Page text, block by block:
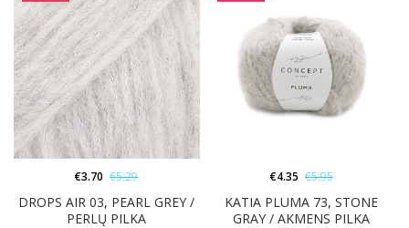
DROPS AIR 03, PEARL GREY /
PERLŲ PILKA
€3.70 €5.29
KATIA PLUMA 73, STONE
GRAY / AKMENS PILKA
€4.35 €5.95